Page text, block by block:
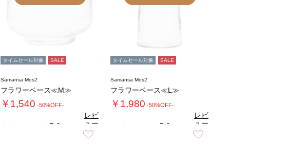
タイムセール対象 SALE
Samansa Mos2
フラワーベース≪M≫
￥1,540 -50%OFF-
5.0
レビ
ュー
を見
る
タイムセール対象 SALE
Samansa Mos2
フラワーベース≪L≫
￥1,980 -50%OFF-
5.0
レビ
ュー
を見
る